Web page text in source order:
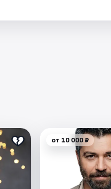
от 10 000 ₽